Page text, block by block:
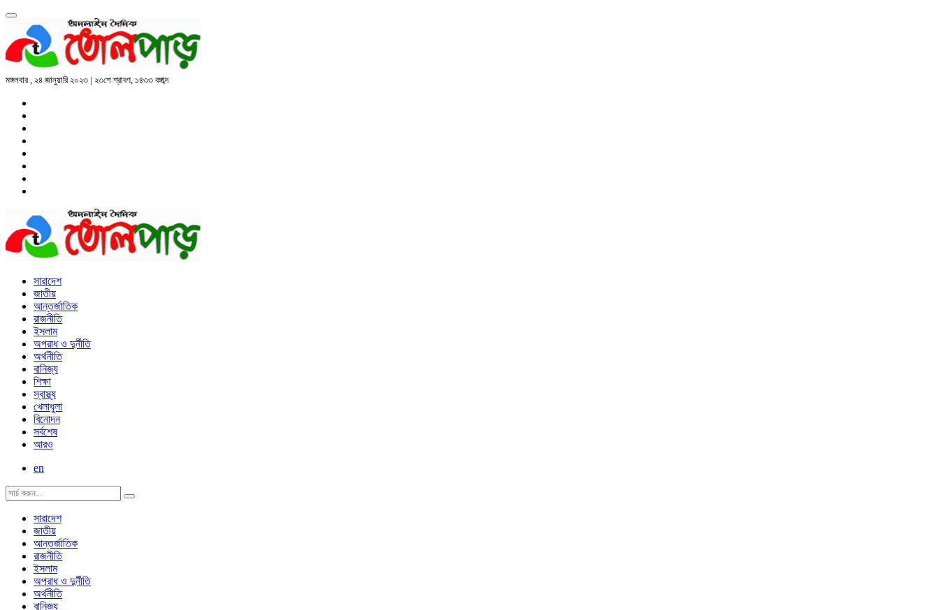
মঙ্গলবার , ২৪ জানুয়ারি ২০২৩ | ২৩শে শ্রাবণ, ১৪৩৩ বঙ্গাব্দ
সারাদেশ
জাতীয়
আন্তর্জাতিক
রাজনীতি
ইসলাম
অপরাধ ও দুর্নীতি
অর্থনীতি
বানিজ্য
শিক্ষা
স্বাস্থ্য
খেলাধুলা
বিনোদন
সর্বশেষ
আরও
en
সারাদেশ
জাতীয়
আন্তর্জাতিক
রাজনীতি
ইসলাম
অপরাধ ও দুর্নীতি
অর্থনীতি
বানিজ্য